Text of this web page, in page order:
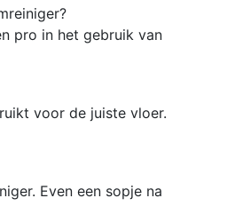
pro in het gebruik van
voor de juiste vloer.
Even een sopje na